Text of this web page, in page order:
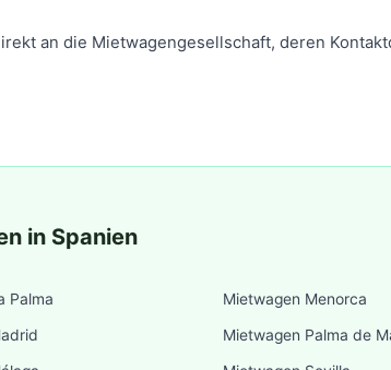
an die Mietwagengesellschaft, deren
in Spanien
Palma Mietwagen Menorca
Mietwagen Palma de